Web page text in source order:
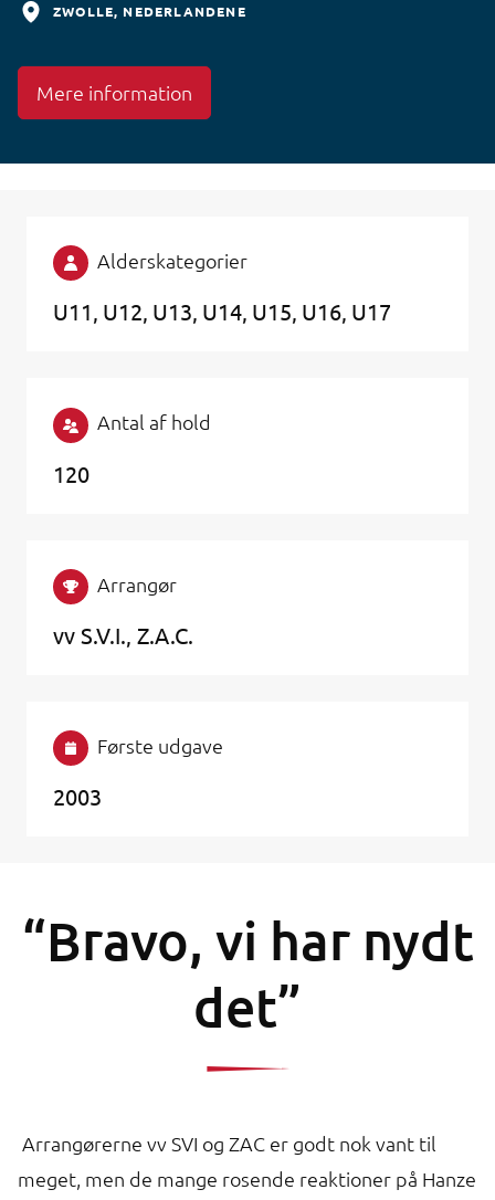
ZWOLLE NEDERLANDENE
Mere information
Alderskategorier
U11 U12 U13 U14 U15 U16 U17
Antal af hold
120
Arrangør
vv S.V.I., Z.A.C.
Første udgave
2003
“Bravo, vi har nydt
det”
Arrangørerne vv SVI og ZAC er godt nok vant til
meget, men de mange rosende reaktioner på Hanze